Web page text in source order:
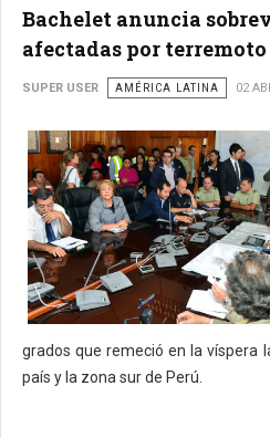
Bachelet anuncia
afectadas por terremoto
SUPER USER AMÉRICA LATINA 02
grados que remeció en la víspera
país y la zona sur de Perú.